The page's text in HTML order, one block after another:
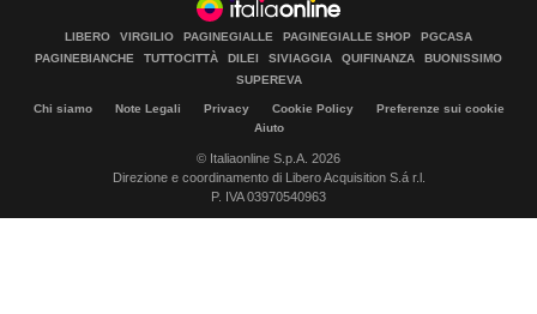
LIBERO VIRGILIO PAGINEGIALLE PAGINEGIALLE SHOP
PGCASA
PAGINEBIANCHE
TUTTOCITTÀ DILEI SIVIAGGIA QUIFINANZA
BUONISSIMO
SUPEREVA
Chi siamo Note Legali Privacy Cookie Policy
Preferenze sui cookie
Aiuto
© Italiaonline S.p.A. 2026
Direzione e coordinamento di Libero Acquisition S.á r.l.
P. IVA 03970540963